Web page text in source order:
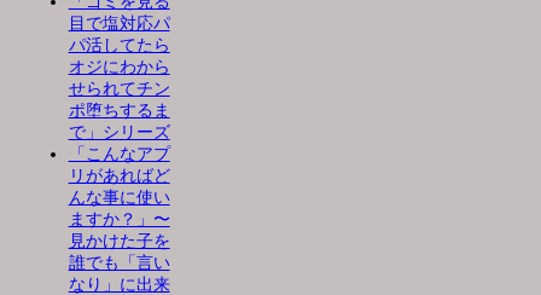
目で塩対応パ
パ活してたら
オジにわから
せられてチン
ポ堕ちするま
で」シリーズ
「こんなアプ
リがあればど
んな事に使い
ますか？」〜
見かけた子を
誰でも「言い
なり」に出来